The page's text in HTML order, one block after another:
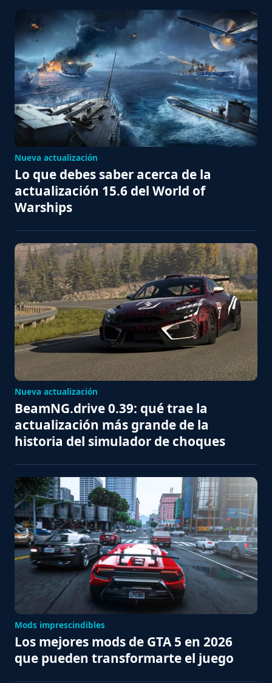
Nueva actualización
Lo que debes saber acerca de la
actualización 15.6 del World of
Warships
Nueva actualización
BeamNG.drive 0.39: qué trae la
actualización más grande de la
historia del simulador de choques
Mods imprescindibles
Los mejores mods de GTA 5 en 2026
que pueden transformarte el juego